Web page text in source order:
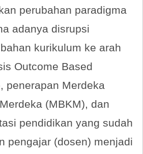
perubahan paradigma
adanya disrupsi
kurikulum ke arah
Outcome Based
penerapan Merdeka
(MBKM), dan
pendidikan yang sudah
pengajar (dosen) menjadi